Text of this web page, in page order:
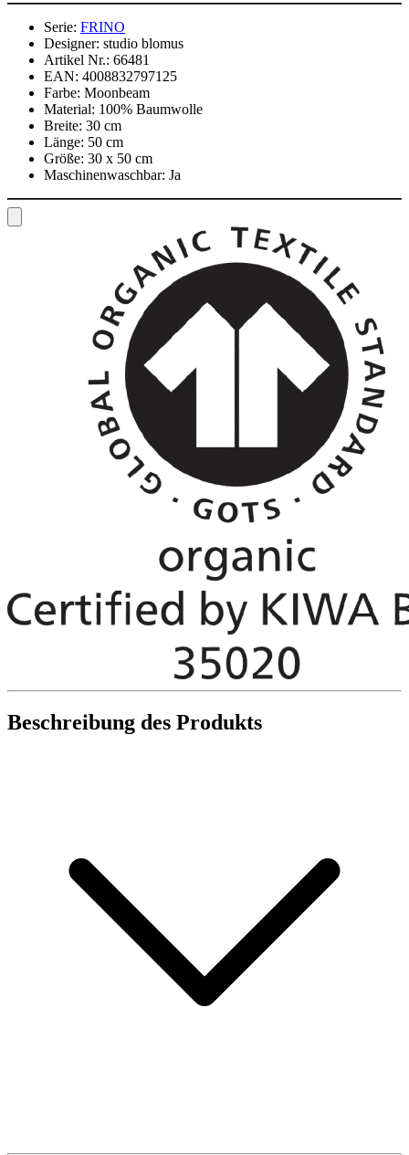
Serie: FRINO
Designer: studio blomus
Artikel Nr.: 66481
EAN: 4008832797125
Farbe: Moonbeam
Material: 100% Baumwolle
Breite: 30 cm
Länge: 50 cm
Größe: 30 x 50 cm
Maschinenwaschbar: Ja
Beschreibung des Produkts